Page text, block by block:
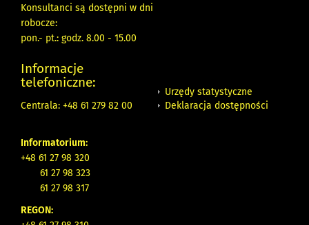
Konsultanci są dostępni w dni
robocze:
pon.- pt.: godz. 8.00 - 15.00
Informacje
telefoniczne:
Centrala: +48 61 279 82 00
Informatorium:
+48 61 27 98 320
61 27 98 323
61 27 98 317
REGON:
Urzędy statystyczne
Deklaracja dostępności